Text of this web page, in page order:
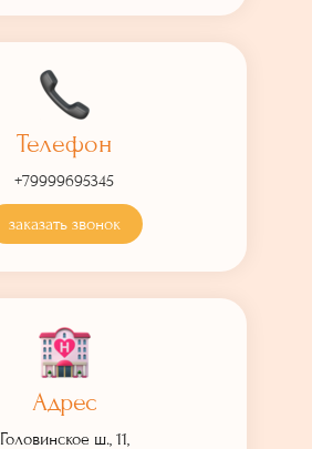
Телефон
+79999695345
заказать звонок
Адрес
Головинское ш., 11,